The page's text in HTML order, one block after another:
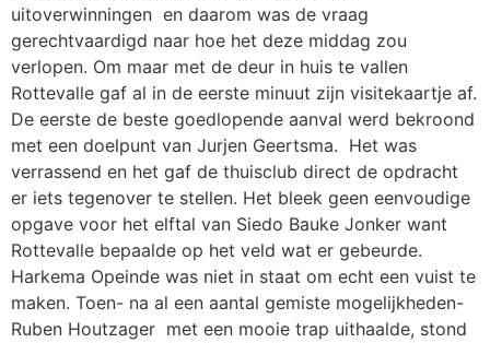
uitoverwinningen en daarom was de vraag
gerechtvaardigd naar hoe het deze middag zou
verlopen. Om maar met de deur in huis te vallen
Rottevalle gaf al in de eerste minuut zijn visitekaartje af.
De eerste de beste goedlopende aanval werd bekroond
met een doelpunt van Jurjen Geertsma. Het was
verrassend en het gaf de thuisclub direct de opdracht
er iets tegenover te stellen. Het bleek geen eenvoudige
opgave voor het elftal van Siedo Bauke Jonker want
Rottevalle bepaalde op het veld wat er gebeurde.
Harkema Opeinde was niet in staat om echt een vuist te
maken. Toen- na al een aantal gemiste mogelijkheden-
Ruben Houtzager met een mooie trap uithaalde, stond